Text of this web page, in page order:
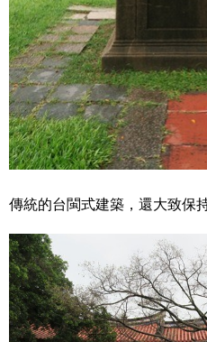
傳統的台閩式建築，還大致保